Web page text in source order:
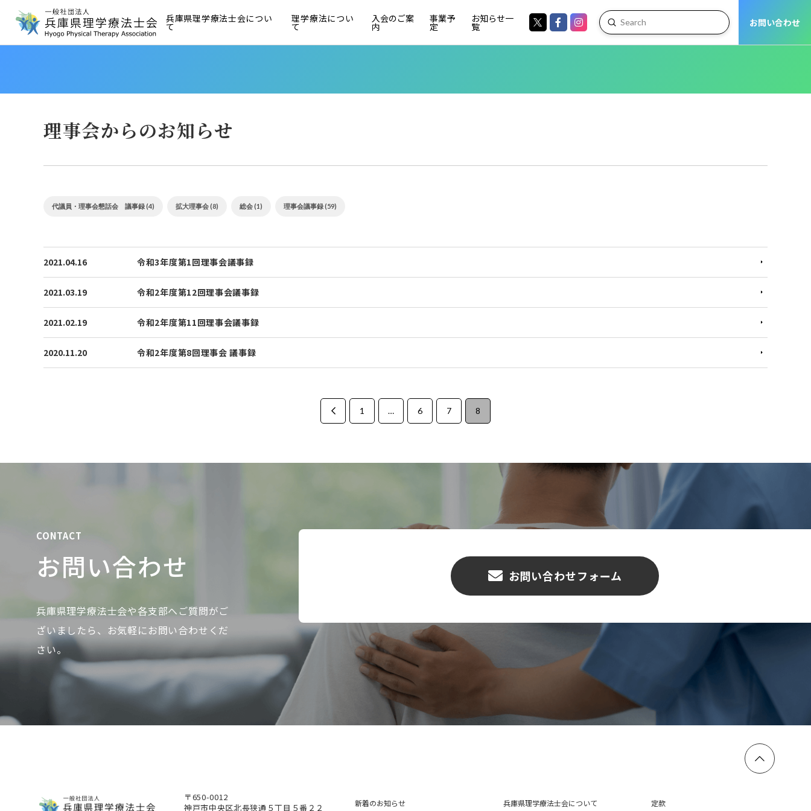
兵庫県理学療法士会につい
て
理学療法につい
て
入会のご案
内
事業予
定
お知らせ一
覧 Search
Submit お問い合わせ
理事会からのお知らせ
代議員・理事会懇話会 議事録 (4) 拡大理事会 (8) 総会 (1) 理事会議事録 (59)
2021.04.16 令和3年度第1回理事会議事録
2021.03.19 令和2年度第12回理事会議事録
2021.02.19 令和2年度第11回理事会議事録
2020.11.20 令和2年度第8回理事会 議事録
Prev 1 … 6 7 8
CONTACT
お問い合わせ
兵庫県理学療法士会や各支部へご質問がご
ざいましたら、お気軽にお問い合わせくだ
さい。
お問い合わせフォーム
〒650-0012
神戸市中央区北長狭通５丁目５番２２
新着のお知らせ 兵庫県理学療法士会について 定款